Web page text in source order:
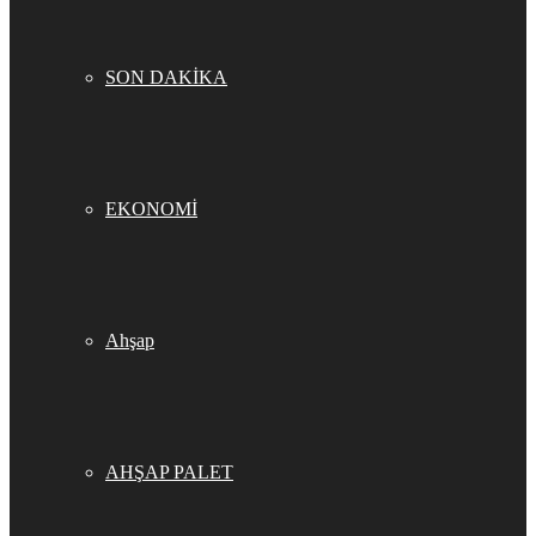
SON DAKİKA
EKONOMİ
Ahşap
AHŞAP PALET